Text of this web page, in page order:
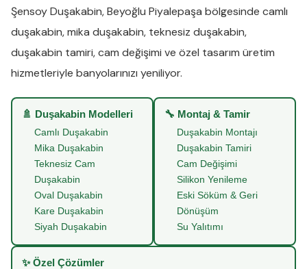
Şensoy Duşakabin,Beyoğlu Piyalepaşa bölgesinde camlı
duşakabin,mika duşakabin, teknesiz duşakabin,
duşakabin tamiri,cam değişimi ve özel tasarım üretim
hizmetleriyle banyolarınızı yeniliyor.
🚿 Duşakabin Modelleri
Camlı Duşakabin
Mika Duşakabin
Teknesiz Cam
Duşakabin
Oval Duşakabin
Kare Duşakabin
Siyah Duşakabin
🔧 Montaj & Tamir
Duşakabin Montajı
Duşakabin Tamiri
Cam Değişimi
Silikon Yenileme
Eski Söküm & Geri
Dönüşüm
Su Yalıtımı
✨ Özel Çözümler